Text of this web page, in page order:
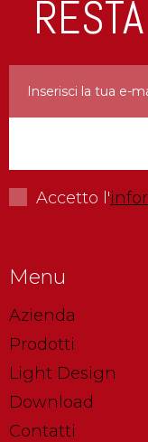
Accetto l'
Menu
Azienda
Prodotti
Light Design
Download
Contatti